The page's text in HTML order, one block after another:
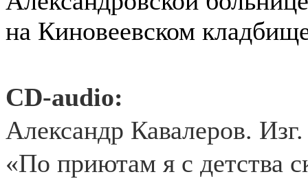
на Киновеевском
CD-audio:
Александр Кавалеров.
«По приютам я с детства